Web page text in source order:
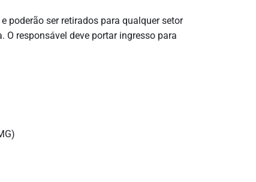
poderão ser retirados para qualquer setor
responsável deve portar ingresso para